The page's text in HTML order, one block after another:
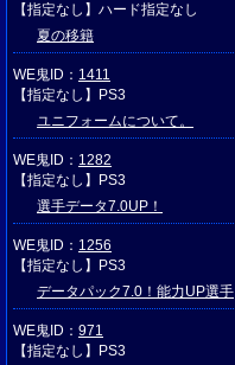
【指定なし】ハード指定なし
夏の移籍
WE鬼ID： 1411
【指定なし】PS3
ユニフォームについて。
WE鬼ID： 1282
【指定なし】PS3
選手データ7.0UP！
WE鬼ID： 1256
【指定なし】PS3
データパック7.0！能力UP選手
WE鬼ID： 971
【指定なし】PS3